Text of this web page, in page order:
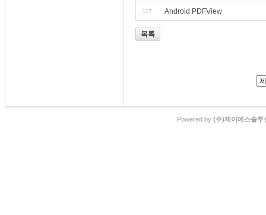
117 Android PDFView
목록
Powered by (주)제이에스솔루